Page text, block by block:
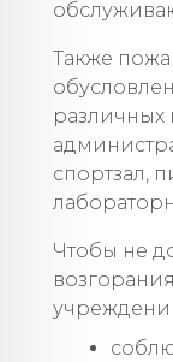
Также
спортзал,
Чтобы не